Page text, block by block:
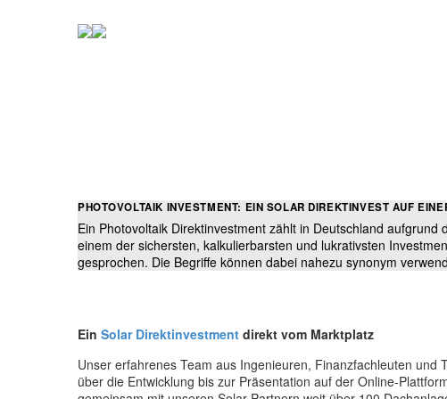
PHOTOVOLTAIK INVESTMENT: EIN SOLAR DIREKTINVEST AUF
Ein Photovoltaik Direktinvestment zählt in Deutschland aufgrund
einem der sichersten, kalkulierbarsten und lukrativsten
gesprochen. Die Begriffe können dabei nahezu synonym
Ein Solar Direktinvestment direkt vom Marktplatz
Unser erfahrenes Team aus Ingenieuren, Finanzfachleuten und
über die Entwicklung bis zur Präsentation auf der Online-